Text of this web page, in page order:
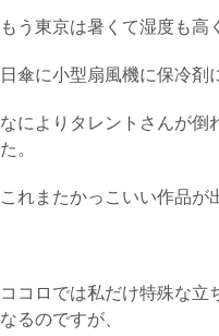
もう東京は暑くて湿度も高
日傘に小型扇風機に保冷剤
なによりタレントさんが倒
た。
これまたかっこいい作品
ココロでは私だけ特殊な立
なるのですが、